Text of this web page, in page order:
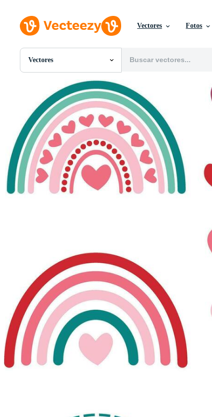
Vectores Fotos
Vectores
Todas Imágenes
PNGs
PSDs
SVGs
Plantillas
Vectores
Videos
Gráficos en Movimiento
Imágenes Editoriales
Eventos Editoriales